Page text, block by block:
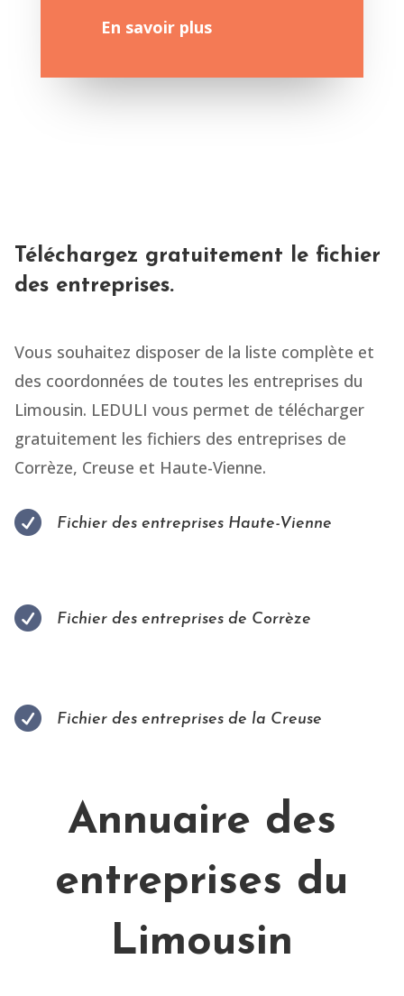
En savoir plus
Téléchargez gratuitement le fichier
des entreprises.
Vous souhaitez disposer de la liste complète et
des coordonnées de toutes les entreprises du
Limousin. LEDULI vous permet de télécharger
gratuitement les fichiers des entreprises de
Corrèze, Creuse et Haute-Vienne.
 Fichier des entreprises Haute-Vienne
 Fichier des entreprises de Corrèze
 Fichier des entreprises de la Creuse
Annuaire des
entreprises du
Limousin